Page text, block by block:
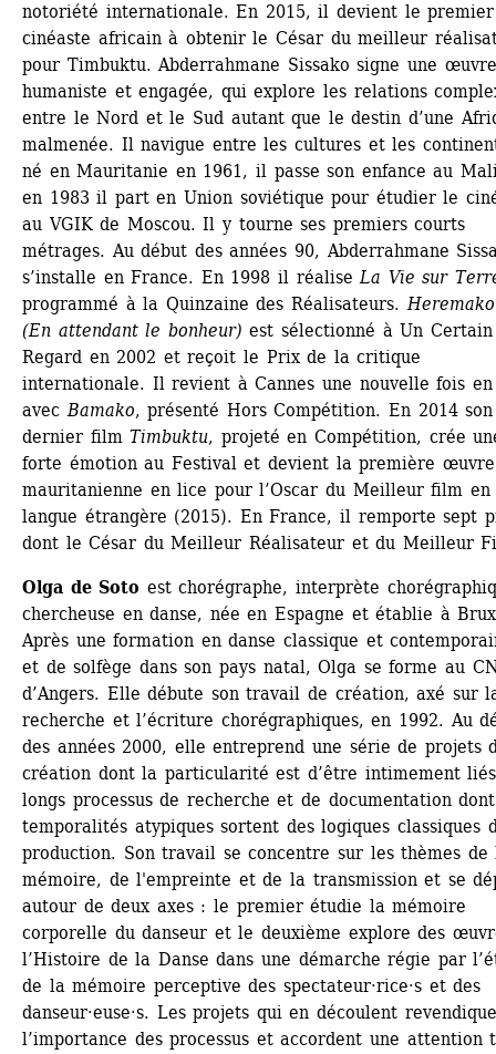
notoriété internationale. En 2015, il devient le premier
cinéaste africain à obtenir le César du meilleur
pour Timbuktu. Abderrahmane Sissako signe une œuvre
humaniste et engagée, qui explore les relations
entre le Nord et le Sud autant que le destin d’une
malmenée. Il navigue entre les cultures et les
né en Mauritanie en 1961, il passe son enfance au
en 1983 il part en Union soviétique pour étudier le
au VGIK de Moscou. Il y tourne ses premiers courts
métrages. Au début des années 90, Abderrahmane
s’installe en France. En 1998 il réalise La Vie sur
programmé à la Quinzaine des Réalisateurs.
(En attendant le bonheur) est sélectionné à Un Certain
Regard en 2002 et reçoit le Prix de la critique
internationale. Il revient à Cannes une nouvelle fois en
avec Bamako, présenté Hors Compétition. En 2014 son
dernier film Timbuktu, projeté en Compétition, crée
forte émotion au Festival et devient la première œuvre
mauritanienne en lice pour l’Oscar du Meilleur film en
langue étrangère (2015). En France, il remporte sept
dont le César du Meilleur Réalisateur et du Meilleur
Olga de Soto est chorégraphe, interprète
chercheuse en danse, née en Espagne et établie à
Après une formation en danse classique et
et de solfège dans son pays natal, Olga se forme au
d’Angers. Elle débute son travail de création, axé sur
recherche et l’écriture chorégraphiques, en 1992. Au
des années 2000, elle entreprend une série de projets
création dont la particularité est d’être intimement
longs processus de recherche et de documentation
temporalités atypiques sortent des logiques classiques
production. Son travail se concentre sur les thèmes de
mémoire, de l'empreinte et de la transmission et se
autour de deux axes : le premier étudie la mémoire
corporelle du danseur et le deuxième explore des
l’Histoire de la Danse dans une démarche régie par
de la mémoire perceptive des spectateur·rice·s et des
danseur·euse·s. Les projets qui en découlent
l’importance des processus et accordent une attention